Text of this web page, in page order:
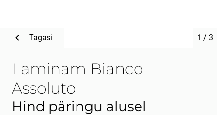
Laminam Bianco
Assoluto
Hind päringu alusel
1 / 3
Tagasi